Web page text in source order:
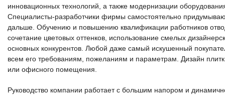
инновационных технологий, а также модернизации
Специалисты-разработчики фирмы самостоятельно
дальше. Обучению и повышению квалификации работников
сочетание цветовых оттенков, использование смелых
основных конкурентов. Любой даже самый искушенный
всем его требованиям, пожеланиям и параметрам. Дизайн
или офисного помещения.
Руководство компании работает с большим напором и